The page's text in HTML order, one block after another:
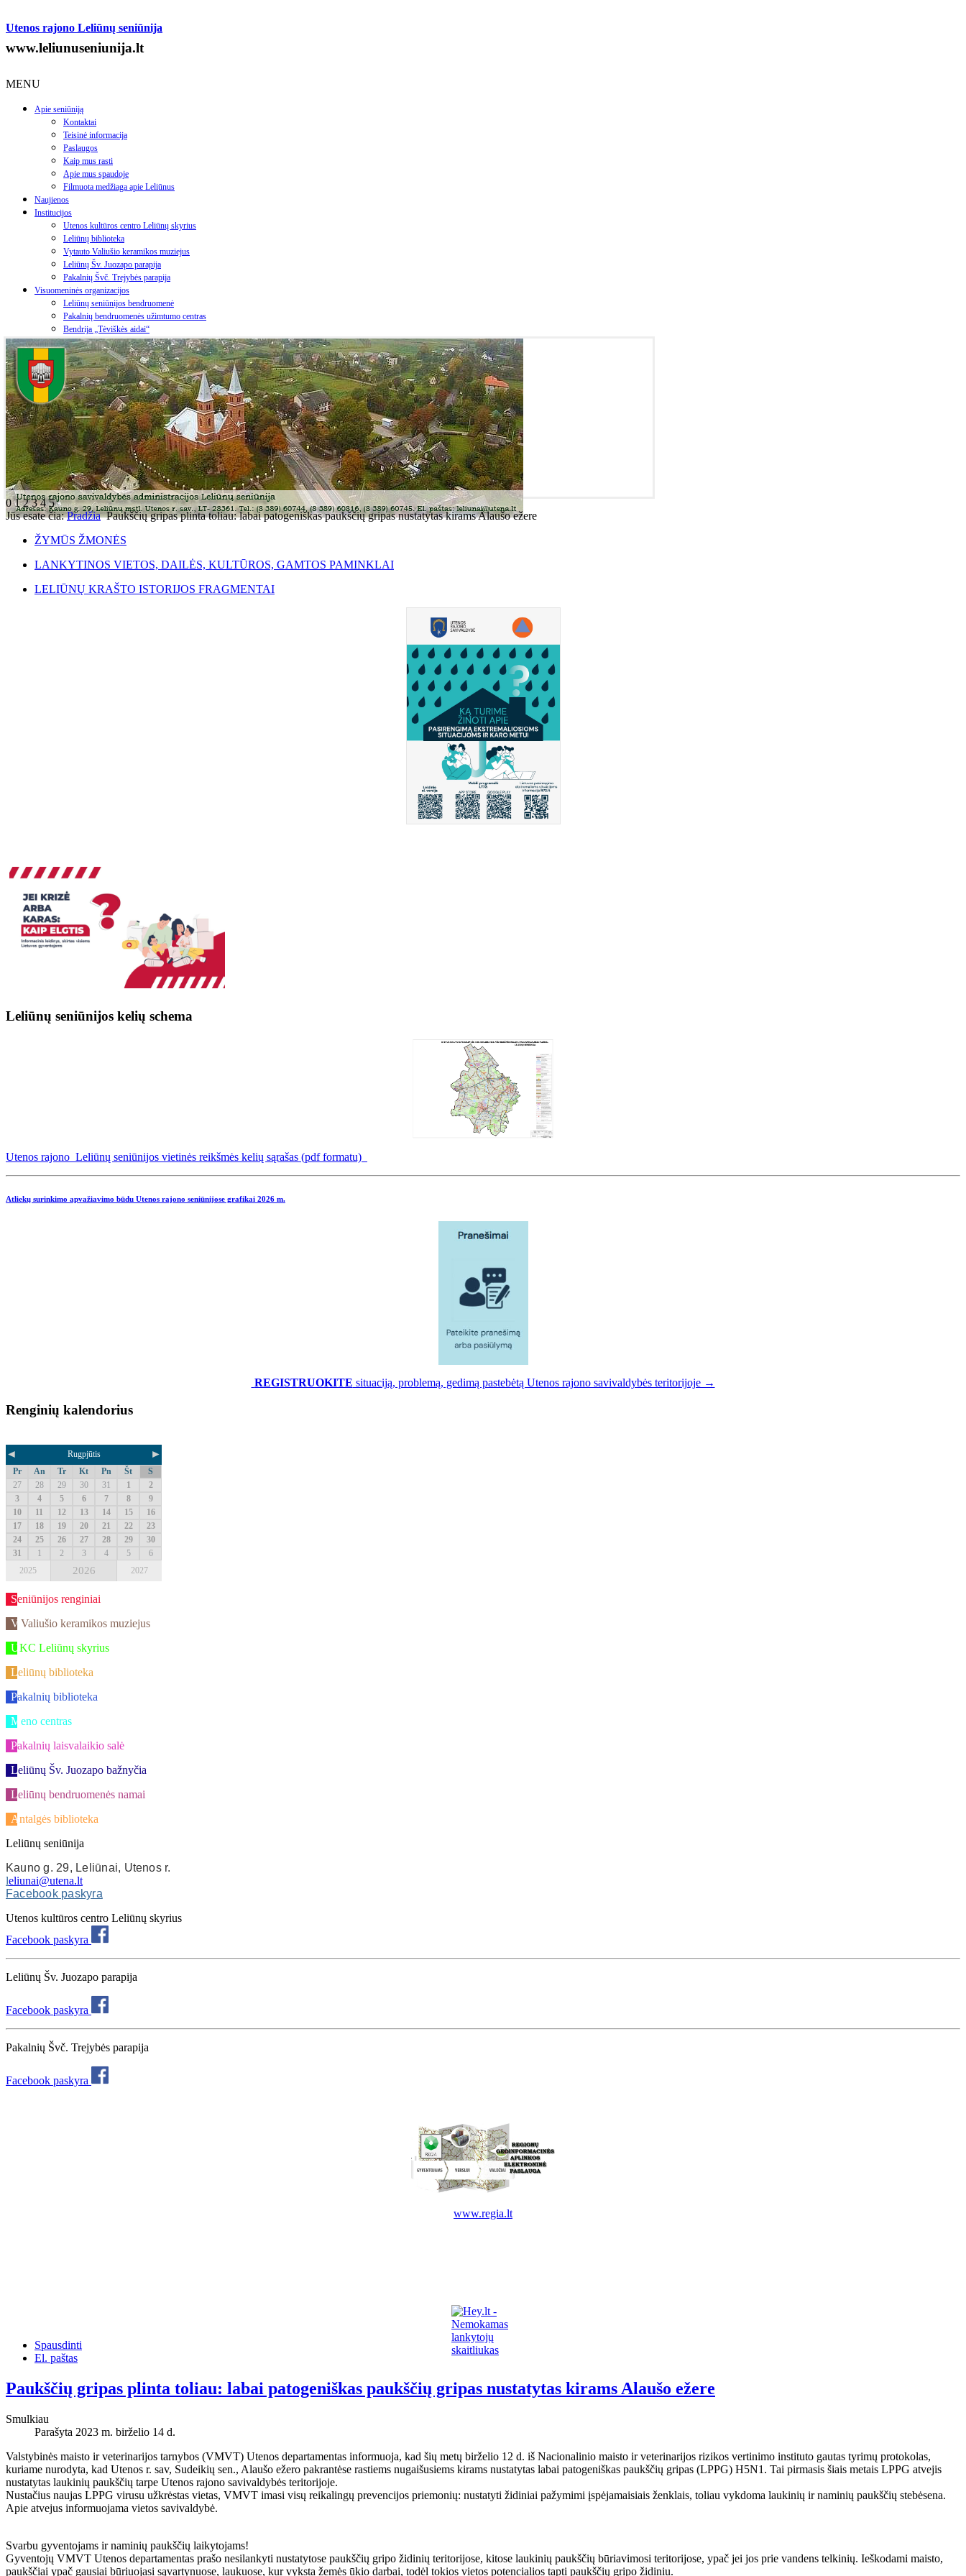
Utenos rajono Leliūnų seniūnija
www.leliunuseniunija.lt
MENU
Apie seniūniją
Kontaktai
Teisinė informacija
Paslaugos
Kaip mus rasti
Apie mus spaudoje
Filmuota medžiaga apie Leliūnus
Naujienos
Institucijos
Utenos kultūros centro Leliūnų skyrius
Leliūnų biblioteka
Vytauto Valiušio keramikos muziejus
Leliūnų Šv. Juozapo parapija
Pakalnių Švč. Trejybės parapija
Visuomeninės organizacijos
Leliūnų seniūnijos bendruomenė
Pakalnių bendruomenės užimtumo centras
Bendrija „Tėviškės aidai“
012345
Jūs esate čia:Pradžia Paukščių gripas plinta toliau: labai patogeniškas paukščių gripas nustatytas kirams Alaušo ežere
ŽYMŪS ŽMONĖS
LANKYTINOS VIETOS, DAILĖS, KULTŪROS, GAMTOS PAMINKLAI
LELIŪNŲ KRAŠTO ISTORIJOS FRAGMENTAI
Leliūnų seniūnijos kelių schema
Utenos rajono Leliūnų seniūnijos vietinės reikšmės kelių sąrašas (pdf formatu)
Atliekų surinkimo apvažiavimo būdu Utenos rajono seniūnijose grafikai 2026 m.
REGISTRUOKITE situaciją, problemą, gedimą pastebėtą Utenos rajono savivaldybės teritorijoje →
Renginių kalendorius
◄ Rugpjūtis ►
Pr An Tr Kt Pn Št
S
27
28 29 30 31 1
2
3
4 5 6 7 8
9
10
11 12 13 14 15
16
17
18 19 20 21 22
23
24
25 26 27 28 29
30
31
1 2 3 4 5
6
2025
2026 2027
Seniūnijos renginiai
V.Valiušio keramikos muziejus
UKC Leliūnų skyrius
Leliūnų biblioteka
Pakalnių biblioteka
Meno centras
Pakalnių laisvalaikio salė
Leliūnų Šv. Juozapo bažnyčia
Leliūnų bendruomenės namai
Antalgės biblioteka
Leliūnų seniūnija
Kauno g. 29, Leliūnai, Utenos r.
leliunai@utena.lt
Facebook paskyra
Utenos kultūros centro Leliūnų skyrius
Facebook paskyra
Leliūnų Šv. Juozapo parapija
Facebook paskyra
Pakalnių Švč. Trejybės parapija
Facebook paskyra
www.regia.lt
Spausdinti
El. paštas
Paukščių gripas plinta toliau: labai patogeniškas paukščių gripas nustatytas kirams Alaušo ežere
Smulkiau
Parašyta 2023 m. birželio 14 d.
Valstybinės maisto ir veterinarijos tarnybos (VMVT) Utenos departamentas informuoja, kad šių metų birželio 12 d. iš Nacionalinio maisto ir veterinarijos rizikos vertinimo instituto gautas tyrimų protokolas,
kuriame nurodyta, kad Utenos r. sav, Sudeikių sen., Alaušo ežero pakrantėse rastiems nugaišusiems kirams nustatytas labai patogeniškas paukščių gripas (LPPG) H5N1. Tai pirmasis šiais metais LPPG atvejis
nustatytas laukinių paukščių tarpe Utenos rajono savivaldybės teritorijoje.
Nustačius naujas LPPG virusu užkrėstas vietas, VMVT imasi visų reikalingų prevencijos priemonių: nustatyti židiniai pažymimi įspėjamaisiais ženklais, toliau vykdoma laukinių ir naminių paukščių stebėsena.
Apie atvejus informuojama vietos savivaldybė.
Svarbu gyventojams ir naminių paukščių laikytojams!
Gyventojų VMVT Utenos departamentas prašo nesilankyti nustatytose paukščių gripo židinių teritorijose, kitose laukinių paukščių būriavimosi teritorijose, ypač jei jos prie vandens telkinių. Ieškodami maisto,
paukščiai ypač gausiai būriuojasi sąvartynuose, laukuose, kur vyksta žemės ūkio darbai, todėl tokios vietos potencialios tapti paukščių gripo židiniu.